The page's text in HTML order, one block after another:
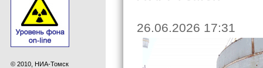
© 2010, НИА-Томск
26.06.2026 17:31